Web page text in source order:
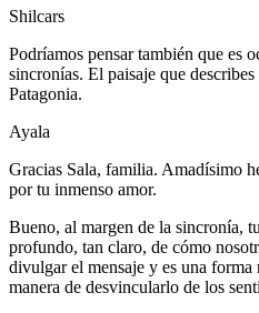
Shilcars
Podríamos pensar también que es
sincronías. El paisaje que
Patagonia.
Ayala
Gracias Sala, familia. Amadísimo
por tu inmenso amor.
Bueno, al margen de la sincronía,
profundo, tan claro, de cómo
divulgar el mensaje y es una forma
manera de desvincularlo de los